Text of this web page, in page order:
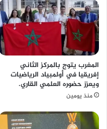
المغرب يتوج بالمركز الثاني
إفريقيا في أولمبياد الرياضيات
ويعزز حضوره العلمي القاري.
منذ يومين